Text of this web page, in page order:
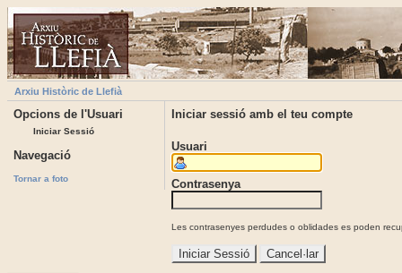
Arxiu Històric de Llefià
Opcions de l'Usuari
Iniciar Sessió
Navegació
Tornar a foto
Iniciar sessió amb el teu compte
Usuari
Contrasenya
Les contrasenyes perdudes o oblidades es poden